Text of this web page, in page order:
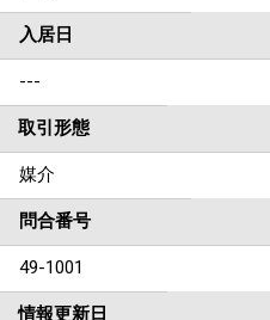
入居日
---
取引形態
媒介
問合番号
49-1001
情報更新日